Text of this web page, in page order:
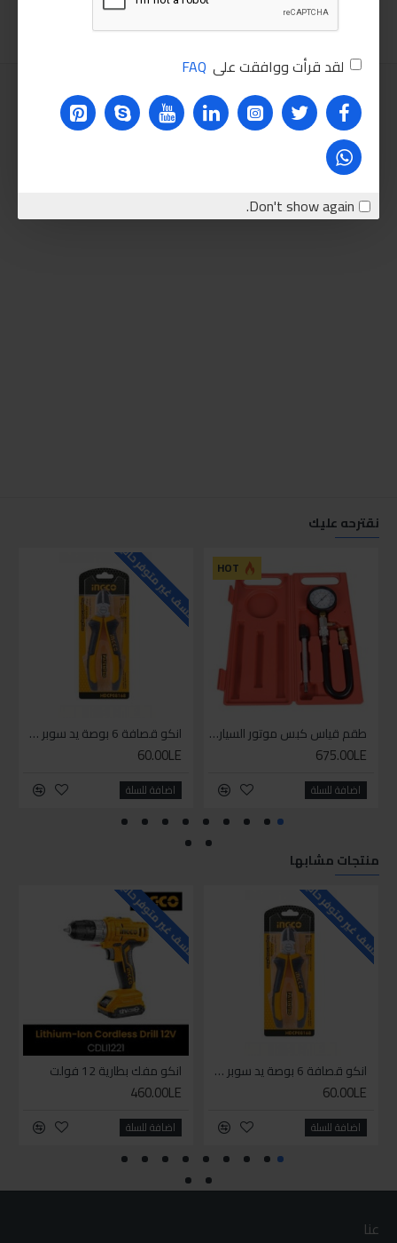
لقد قرأت ووافقت على FAQ
Don't show again.
نقترحه عليك
HOT
طقم قياس كبس موتور السياره 3 ق
675.00LE
اضافة للسلة
للاسف غير متوفر حاليا
انكو قصافة 6 بوصة يد سوبر وان
60.00LE
اضافة للسلة
منتجات مشابها
للاسف غير متوفر حاليا
انكو قصافة 6 بوصة يد سوبر وان
60.00LE
اضافة للسلة
للاسف غير متوفر حاليا
انكو مفك بطارية 12 فولت
460.00LE
اضافة للسلة
عنا